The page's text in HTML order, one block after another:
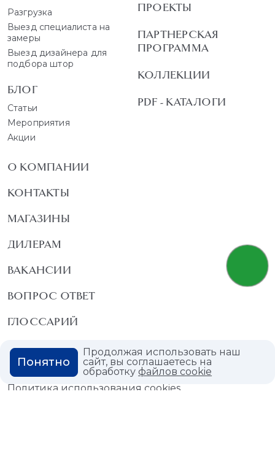
Разгрузка
Выезд специалиста на
замеры
Выезд дизайнера для
подбора штор
БЛОГ
Статьи
Мероприятия
Акции
ПРОЕКТЫ
ПАРТНЕРСКАЯ
ПРОГРАММА
КОЛЛЕКЦИИ
PDF - КАТАЛОГИ
О КОМПАНИИ
КОНТАКТЫ
МАГАЗИНЫ
ДИЛЕРАМ
ВАКАНСИИ
ВОПРОС ОТВЕТ
ГЛОССАРИЙ
Политика конфиденциальности
Политика использования cookies
Продолжая использовать наш
сайт, вы соглашаетесь на
обработкуфайлов cookie
Понятно